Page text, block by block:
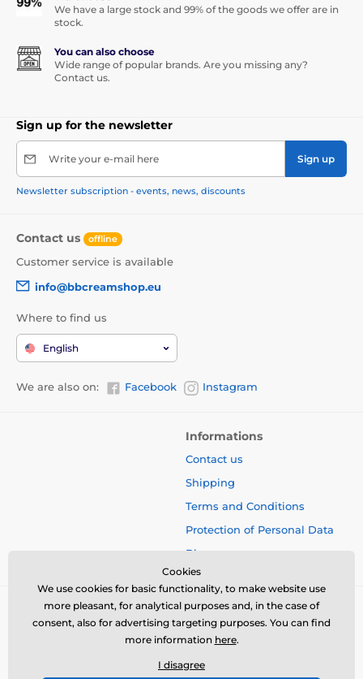
We have a large stock and 99% of the goods we offer are in
stock.
You can also choose
Wide range of popular brands. Are you missing any?
Contact us.
Sign up for the newsletter
Write your e-mail here Sign up
Newsletter subscription - events, news, discounts
Contact us offline
Customer service is available
info@bbcreamshop.eu
Where to find us
English
We are also on: Facebook Instagram
Informations
Contact us
Shipping
Terms and Conditions
Protection of Personal Data
Blog
Cookies
We use cookies for basic functionality, to make website use
more pleasant, for analytical purposes and, in the case of
consent, also for advertising targeting purposes. You can find
more information here.
I disagree